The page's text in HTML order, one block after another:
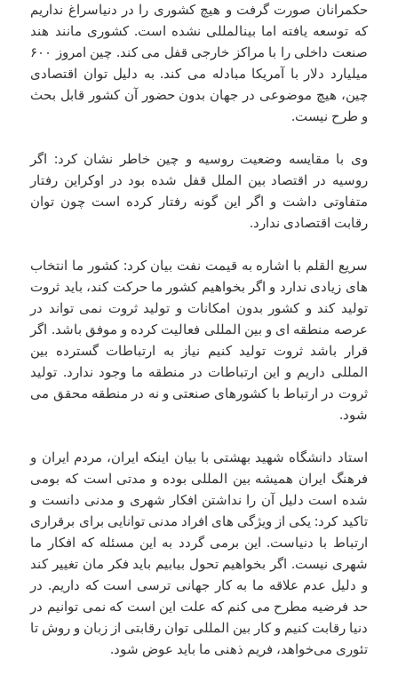
حکمرانان صورت گرفت و هیچ کشوری را در دنیاسراغ نداریم
که توسعه یافته اما بینالمللی نشده است. کشوری مانند هند
صنعت داخلی را با مراکز خارجی قفل می کند. چین امروز ۶۰۰
میلیارد دلار با آمریکا مبادله می کند. به دلیل توان اقتصادی
چین، هیچ موضوعی در جهان بدون حضور آن کشور قابل بحث
و طرح نیست.
وی با مقایسه وضعیت روسیه و چین خاطر نشان کرد: اگر
روسیه در اقتصاد بین الملل قفل شده بود در اوکراین رفتار
متفاوتی داشت و اگر این گونه رفتار کرده است چون توان
رقابت اقتصادی ندارد.
سریع القلم با اشاره به قیمت نفت بیان کرد: کشور ما انتخاب
های زیادی ندارد و اگر بخواهیم کشور ما حرکت کند، باید ثروت
تولید کند و کشور بدون امکانات و تولید ثروت نمی تواند در
عرصه منطقه ای و بین المللی فعالیت کرده و موفق باشد. اگر
قرار باشد ثروت تولید کنیم نیاز به ارتباطات گسترده بین
المللی داریم و این ارتباطات در منطقه ما وجود ندارد. تولید
ثروت در ارتباط با کشورهای صنعتی و نه در منطقه محقق می
شود.
استاد دانشگاه شهید بهشتی با بیان اینکه ایران، مردم ایران و
فرهنگ ایران همیشه بین المللی بوده و مدتی است که بومی
شده است دلیل آن را نداشتن افکار شهری و مدنی دانست و
تاکید کرد: یکی از ویژگی های افراد مدنی توانایی برای برقراری
ارتباط با دنیاست. این برمی گردد به این مسئله که افکار ما
شهری نیست. اگر بخواهیم تحول بیابیم باید فکر مان تغییر کند
و دلیل عدم علاقه ما به کار جهانی ترسی است که داریم. در
حد فرضیه مطرح می کنم که علت این است که نمی توانیم در
دنیا رقابت کنیم و کار بین المللی توان رقابتی از زبان و روش تا
تئوری می‌خواهد، فریم ذهنی ما باید عوض شود.